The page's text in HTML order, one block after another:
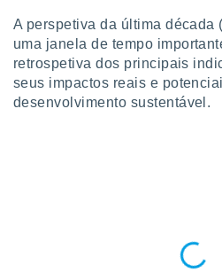
e
com
Pode
na nossa
A perspetiva da última década
uma janela de tempo
retrospetiva dos principais
seus impactos reais e
desenvolvimento sustentável.